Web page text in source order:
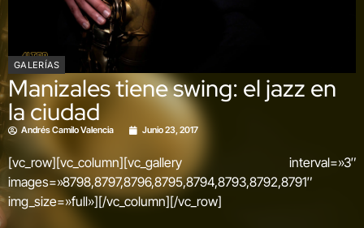
GALERÍAS
Manizales tiene swing: el jazz en
la ciudad
Andrés Camilo Valencia Junio 23, 2017
[vc_row][vc_column][vc_gallery interval=»3″
images=»8798,8797,8796,8795,8794,8793,8792,8791″
img_size=»full»][/vc_column][/vc_row]